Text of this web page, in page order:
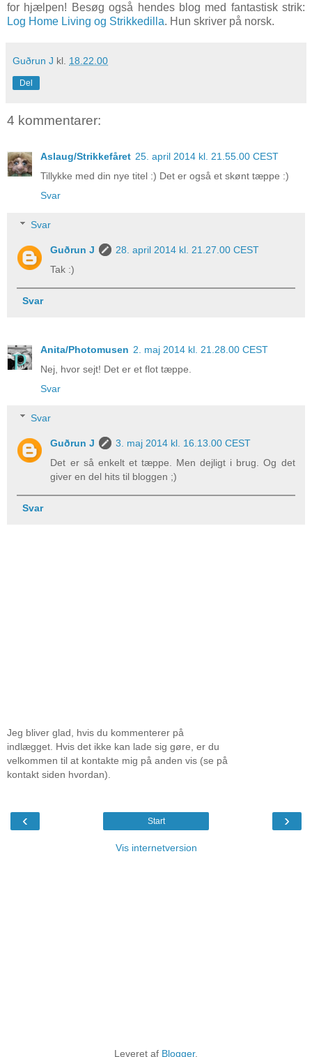
for hjælpen! Besøg også hendes blog med fantastisk strik:
Log Home Living og Strikkedilla. Hun skriver på norsk.
Guðrun J kl. 18.22.00
Del
4 kommentarer:
Aslaug/Strikkefåret 25. april 2014 kl. 21.55.00 CEST
Tillykke med din nye titel :) Det er også et skønt tæppe :)
Svar
Svar
Guðrun J
28. april 2014 kl. 21.27.00 CEST
Tak :)
Svar
Anita/Photomusen 2. maj 2014 kl. 21.28.00 CEST
Nej, hvor sejt! Det er et flot tæppe.
Svar
Svar
Guðrun J
3. maj 2014 kl. 16.13.00 CEST
Det er så enkelt et tæppe. Men dejligt i brug. Og det
giver en del hits til bloggen ;)
Svar
Jeg bliver glad, hvis du kommenterer på
indlægget. Hvis det ikke kan lade sig gøre, er du
velkommen til at kontakte mig på anden vis (se på
kontakt siden hvordan).
‹ ›
Start
Vis internetversion
Leveret af Blogger.